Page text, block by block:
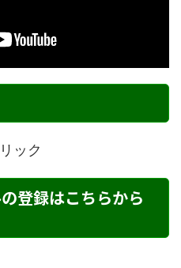
ック
登録はこちらから